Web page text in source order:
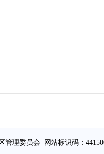
管理委员会 网站标识码：